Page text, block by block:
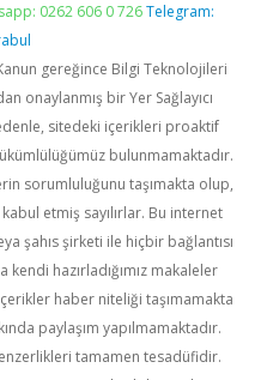
0262 606 0 726 Telegram:
gereğince Bilgi Teknolojileri
onaylanmış bir Yer Sağlayıcı
sitedeki içerikleri proaktif
bulunmamaktadır.
sorumluluğunu taşımakta olup,
etmiş sayılırlar. Bu internet
şahıs şirketi ile hiçbir bağlantısı
kendi hazırladığımız makaleler
haber niteliği taşımamakta
paylaşım yapılmamaktadır.
tamamen tesadüfidir.